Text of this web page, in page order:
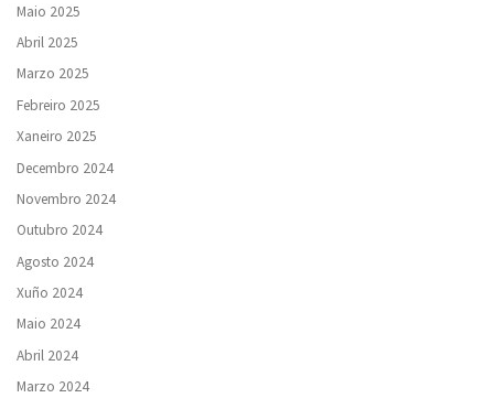
Maio 2025
Abril 2025
Marzo 2025
Febreiro 2025
Xaneiro 2025
Decembro 2024
Novembro 2024
Outubro 2024
Agosto 2024
Xuño 2024
Maio 2024
Abril 2024
Marzo 2024